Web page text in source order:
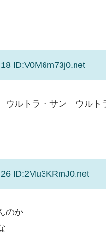
ID:V0M6m73j0.net
ルトラ・サン ウルト
ID:2Mu3KRmJ0.net
のか